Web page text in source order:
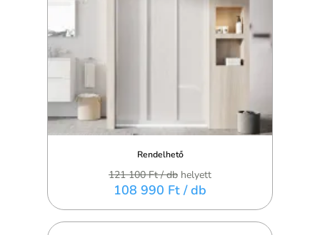
Rendelhető
121 100 Ft/ db helyett
108 990 Ft / db